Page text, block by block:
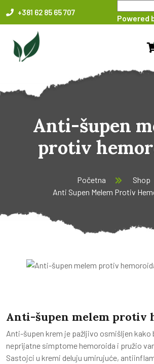
+381 62 85 65 707
Powered
Anti-šupen
protiv
Početna
Shop
Anti Supen Melem Protiv
Anti-šupen melem protiv
Anti-šupen krem je pažljivo osmišljen kako
neprijatne simptome hemoroida i pružio
Sastojci u kremi deluju umirujuće,